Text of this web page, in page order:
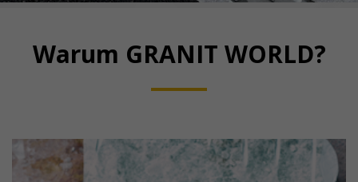
Warum GRANIT WORLD?